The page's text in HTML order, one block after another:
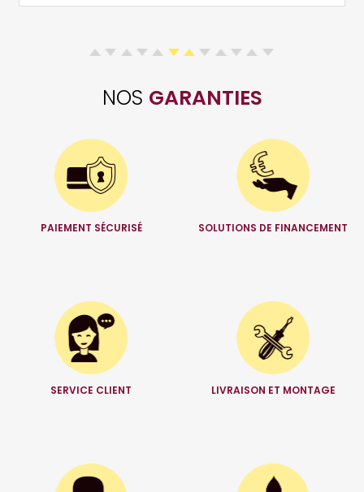
NOS GARANTIES
PAIEMENT SÉCURISÉ SOLUTIONS DE FINANCEMENT
SERVICE CLIENT LIVRAISON ET MONTAGE